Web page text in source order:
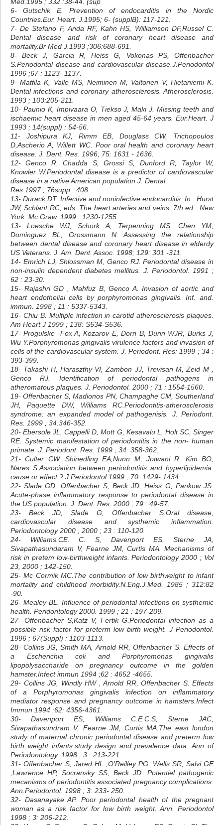
6- Gutschik E. Prevention of endocarditis in the Nordic
Countries.Eur. Heart. J.1995; 6- (supplB): 117-121.
7- De Stefano F, Anda RF, Kahn HS, Williamson DF,Russel C.
Dental disease and risk of coronary heart disease and
mortality.Br Med J.1993 ;306:688-691.
8- Beck J, Garcia R, Heiss G, Vokonas PS, Offenbacher
S.Periodontal disease and cardiovascular disease.J.Periodontol
1996 ;67 : 1123- 1137.
9- Mattila K, Valle MS, Neiminen M, Valtonen V, Hietaniemi K.
Dental infections and coronary atherosclerosis. Atherosclerosis.
1993 ; 103:205-211.
10- Paunio K, Impivaara O, Tiekso J, Maki J. Missing teeth and
ischaemic heart disease in men aged 45-64 years. Eur.Heart. J
1993 ; 14(suppl) : 54-56.
11- Joshipura KJ, Rimm EB, Douglass CW, Trichopoulos
D,Ascherio A, Willett WC. Poor oral health and coronary heart
disease. J. Dent. Res. 1996; 75: 1631 - 1636.
12- Genco R, Chadda S, Grossi S, Dunford R, Taylor W,
Knowler W.Periodontal disease is a predictor of cardiovascular
disease in a native American population.J. Dental.
Res 1997 ; 76supp : 408
13- Durack DT. Infective and noninfective endocarditis. In : Hurst
JW, Schlant RC, eds. The heart arteries and veins, 7th ed . New
York :Mc Graw, 1999 : 1230-1255.
13- Loesche WJ, Schork A, Terpenning MS, Chen YM,
Dominguez BL, Grossmann N. Assessing the relationship
between dental disease and coronary heart disease in elderdy
US Veterans. J. Am. Dent. Assoc. 1998; 129: 301 -311.
14- Emrich LJ, Shlossman M, Genco RJ. Periodontal disease in
non-insulin dependent diabetes mellitus. J. Periodontol. 1991 ;
62 : 23-30.
15- Rajashri GD , Mahfuz B, Genco A. Invasion of aortic and
heart endotheliai cells by porphyromonas gingivalis. Inf. and.
immun. 1998 ; 11 : 5337-5343.
16- Chiu B. Multiple infection in carotid atherosclerosis plaques.
Am Heart J 1999 ; 138: S534-S536.
17- Progulske -Fox A, Kozarov E, Dorn B, Dunn WJR, Burks J,
Wu Y.Porphyromonas gingivalis virulence factors and invasion of
cells of the cardiovascular system. J. Periodont. Res: 1999 ; 34 :
393-399.
18- Takashi H, Haraszthy VI, Zambon JJ, Trevisan M, Zeid M ,
Genco RJ. Identification of periodontal pathogens in
atheromatous plaques. J. Periodontol. 2000 ; 71 : 1554-1560.
19- Offenbacher S, Madionos PN, Champaghe CM, Southerland
JH, Paquette DW, Williams RC.Periodontitis-atherosclerosis
syndrome: an expanded model of pathogenisis. J. Periodont.
Res. 1999 ; 34:346-352.
20- Ebersole JL, Cappelli D, Mott G, Kesavalu L, Holt SC, Singer
RE. Systemic manifestation of periodontitis in the non- human
primate. J. Periodont. Res. 1999 ; 34: 358-362.
21- Culter CW, Shinedling EA,Nunn M, Jotwani R, Kim BO,
Nares S.Association between periodontitis and hyperlipidemia:
cause or effect ? J Periodontol 1999 ; 70: 1429- 1434.
22- Slade GD, Offenbacher S, Beck JD, Heiss G, Pankow JS.
Acute-phase inflammatory response to periodontal disease in
the US population. J. Dent. Res. 2000 ; 79 : 49-57.
23- Beck JD, Slade G, Offenbacher S.Oral disease,
cardiovascular disease and systhemic inflammation.
Periodontology 2000 ; 2000 ; 23 : 110-120.
24- Williams.CE. C. S, Davenport ES, Sterne JA,
Sivapathasundaram V, Fearne JM, Curtis MA. Mechanisms of
risk in pretem low-birthweight infants. Periodontology 2000 ; Vol
23, 2000 ; 142-150.
25- Mc Cormik MC.The contribution of low birthweight to infant
mortality and childhood morbidity.N.Eng.J.Med. 1985 ; 312:82
-90.
26- Mealey BL. Influence of periodontal infections on systhemic
health. Peridontology 2000. 1999 ; 21 : 197-209.
27- Offenbacher S,Katz V, Fertik G.Periodontal infection as a
possible risk factor for preterm low birth weight. J Periodontol.
1996 ; 67(Suppl) : 1103-1113.
28- Collins JG, Smith MA, Arnold RR, Offenbacher S. Effects of
a Escherichia coli and Porphyromonas gingivalis
lipopolysaccharide on pregnancy outcome in the golden
hamster.Infect immun 1994 ;62 : 4652 -4655.
29- Collins JG, Windly HW , Arnold RR, Offenbacher S. Effects
of a Porphyromonas gingivalis infection on inflammatory
mediator response and pregnancy outcome in hamsters.Infect
Immun 1994 ;62: 4356-4361.
30- Davenport ES, Williams C.E.C.S, Sterne JAC,
Sivapathasundram V, Fearne JM, Curtis MA.The east london
study of maternal chronic periodontal disease and preterm low
birth weight infants:study design and prevalence data. Ann of
Periodontology, 1998 ; 3 : 213-221.
31- Offenbacher S, Jared HL ,O'Reilley PG, Wells SR, Salvi GE
,Lawrence HP, Socransky SS, Beck JD. Potentiel pathogenic
mecanisms of periodontitis associated pregnancy complications.
Ann.Periodontol. 1998 ; 3: 233- 250.
32- Dasanayake AP. Poor periodontal health of the pregnant
woman as a risk factor for low birth weight. Ann. Periodontol
1998 ; 3: 206-212.